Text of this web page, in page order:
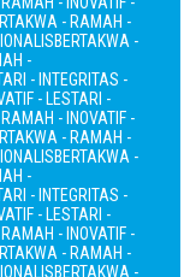
- RAMAH -
BERTAKWA -
-
- INTEGRITAS -
- LESTARI -
- INOVATIF -
- RAMAH -
BERTAKWA -
-
- INTEGRITAS -
- LESTARI -
- INOVATIF -
- RAMAH -
BERTAKWA -